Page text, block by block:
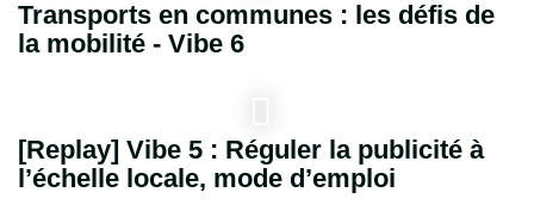
Transports en communes : les défis de
la mobilité - Vibe 6
[Replay] Vibe 5 : Réguler la publicité à
l’échelle locale, mode d’emploi